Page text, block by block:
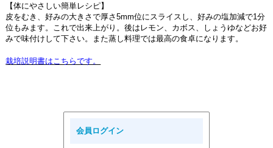
【体にやさしい簡単レシピ】
皮をむき、好みの大きさで厚さ5mm位にスライスし、好みの塩加減で1分
位もみます。これで出来上がり。後はレモン、カボス、しょうゆなどお好
みで味付けして下さい。また蒸し料理では最高の食卓になります。
栽培説明書はこちらです。
会員ログイン